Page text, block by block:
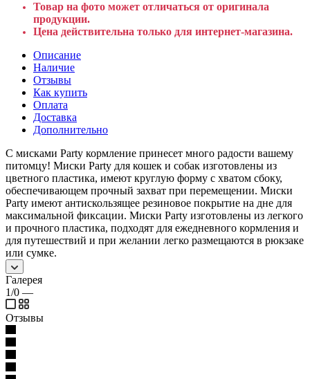
Товар на фото может отличаться от оригинала
продукции.
Цена действительна только для интернет-магазина.
Описание
Наличие
Отзывы
Как купить
Оплата
Доставка
Дополнительно
С мисками Party кормление принесет много радости вашему
питомцу! Миски Party для кошек и собак изготовлены из
цветного пластика, имеют круглую форму с хватом сбоку,
обеспечивающем прочный захват при перемещении. Миски
Party имеют антискользящее резиновое покрытие на дне для
максимальной фиксации. Миски Party изготовлены из легкого
и прочного пластика, подходят для ежедневного кормления и
для путешествий и при желании легко размещаются в рюкзаке
или сумке.
Галерея
1/0 —
Отзывы